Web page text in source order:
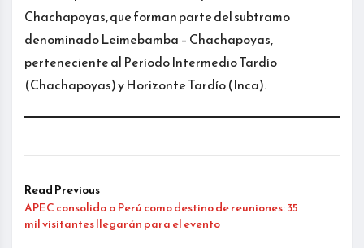
Chachapoyas, que forman parte del subtramo
denominado Leimebamba – Chachapoyas,
perteneciente al Período Intermedio Tardío
(Chachapoyas) y Horizonte Tardío (Inca).
Read Previous
APEC consolida a Perú como destino de reuniones: 35
mil visitantes llegarán para el evento